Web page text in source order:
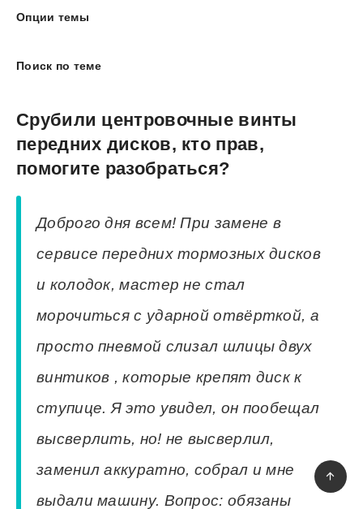
Опции темы
Поиск по теме
Срубили центровочные винты
передних дисков, кто прав,
помогите разобраться?
Доброго дня всем! При замене в
сервисе передних тормозных дисков
и колодок, мастер не стал
морочиться с ударной отвёрткой, а
просто пневмой слизал шлицы двух
винтиков , которые крепят диск к
ступице. Я это увидел, он пообещал
высверлить, но! не высверлил,
заменил аккуратно, собрал и мне
выдали машину. Вопрос: обязаны